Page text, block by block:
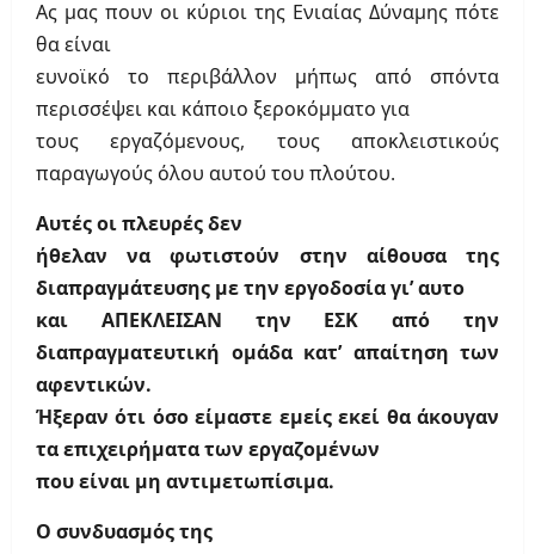
Ας μας πουν οι κύριοι της Ενιαίας Δύναμης πότε
θα είναι
ευνοϊκό το περιβάλλον μήπως από σπόντα
περισσέψει και κάποιο ξεροκόμματο για
τους εργαζόμενους, τους αποκλειστικούς
παραγωγούς όλου αυτού του πλούτου.
Αυτές οι πλευρές δεν
ήθελαν να φωτιστούν στην αίθουσα της
διαπραγμάτευσης με την εργοδοσία γι’ αυτο
και ΑΠΕΚΛΕΙΣΑΝ την ΕΣΚ από την
διαπραγματευτική ομάδα κατ’ απαίτηση των
αφεντικών.
Ήξεραν ότι όσο είμαστε εμείς εκεί θα άκουγαν
τα επιχειρήματα των εργαζομένων
που είναι μη αντιμετωπίσιμα.
Ο συνδυασμός της